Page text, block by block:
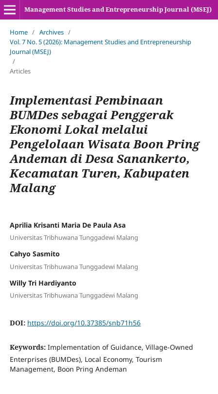
Management Studies and Entrepreneurship Journal (MSEJ)
Home / Archives /
Vol. 7 No. 5 (2026): Management Studies and Entrepreneurship
Journal (MSEJ)
/
Articles
Implementasi Pembinaan
BUMDes sebagai Penggerak
Ekonomi Lokal melalui
Pengelolaan Wisata Boon Pring
Andeman di Desa Sanankerto,
Kecamatan Turen, Kabupaten
Malang
Aprilia Krisanti Maria De Paula Asa
Universitas Tribhuwana Tunggadewi Malang
Cahyo Sasmito
Universitas Tribhuwana Tunggadewi Malang
Willy Tri Hardiyanto
Universitas Tribhuwana Tunggadewi Malang
DOI: https://doi.org/10.37385/snb71h56
Keywords: Implementation of Guidance, Village-Owned
Enterprises (BUMDes), Local Economy, Tourism
Management, Boon Pring Andeman